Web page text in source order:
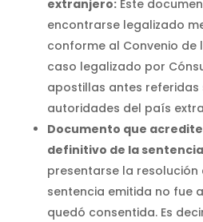
extranjero:Este
encontrarse legalizado
conforme al Convenio de
caso legalizado por
apostillas antes
autoridades del país
Documento que
definitivo de la
presentarse la
sentencia emitida no fue
quedó consentida. Es